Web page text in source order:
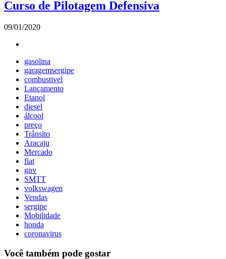
Curso de Pilotagem Defensiva
09/01/2020
gasolina
garagemsergipe
combustivel
Lançamento
Etanol
diesel
álcool
preço
Trânsito
Aracaju
Mercado
fiat
gnv
SMTT
volkswagen
Vendas
sergipe
Mobilidade
honda
coronavirus
Você também pode gostar